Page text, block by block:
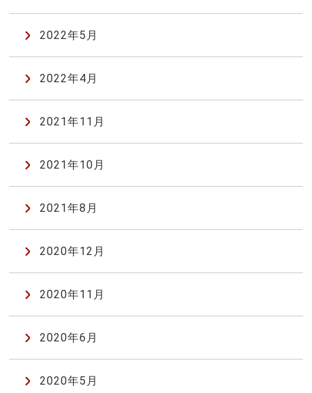
2022年5月
2022年4月
2021年11月
2021年10月
2021年8月
2020年12月
2020年11月
2020年6月
2020年5月